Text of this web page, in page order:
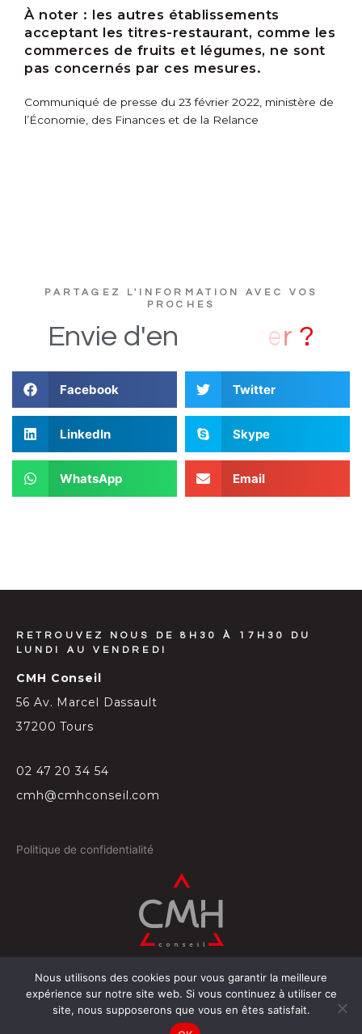
À noter : les autres établissements
acceptant les titres-restaurant, comme les
commerces de fruits et légumes, ne sont
pas concernés par ces mesures.
Communiqué de presse du 23 février 2022, ministère de
l’Économie, des Finances et de la Relance
PARTAGEZ L'INFORMATION AVEC VOS
PROCHES
Envie d'en ?
Facebook Twitter
LinkedIn Skype
WhatsApp Email
RETROUVEZ NOUS DE 8H30 À 17H30 DU
LUNDI AU VENDREDI
CMH Conseil
56 Av. Marcel Dassault
37200 Tours
02 47 20 34 54
cmh@cmhconseil.com
Politique de confidentialité
© 2026 Conçu par Projectil-Sogepress à Tours
Nous utilisons des cookies pour vous garantir la meilleure
expérience sur notre site web. Si vous continuez à utiliser ce
site, nous supposerons que vous en êtes satisfait.